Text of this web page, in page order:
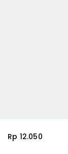
Rp 12.050